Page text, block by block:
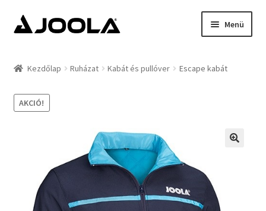
Ugrás
a
Kilépés
a
Menü
Termékek
Rólunk
Kezdőlap Ruházat Kabát és pullóver Escape kabát
AKCIÓ!